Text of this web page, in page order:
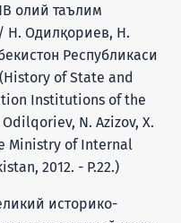
олий таълим
Н. Одилқориев, Н.
Республикаси
of State and
Institutions of the
N. Azizov, X.
Ministry of Internal
2012. - P.22.)
историко-